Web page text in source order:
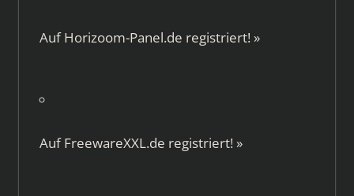
AufHorizoom-Panel.de registriert! »
AufFreewareXXL.de registriert! »